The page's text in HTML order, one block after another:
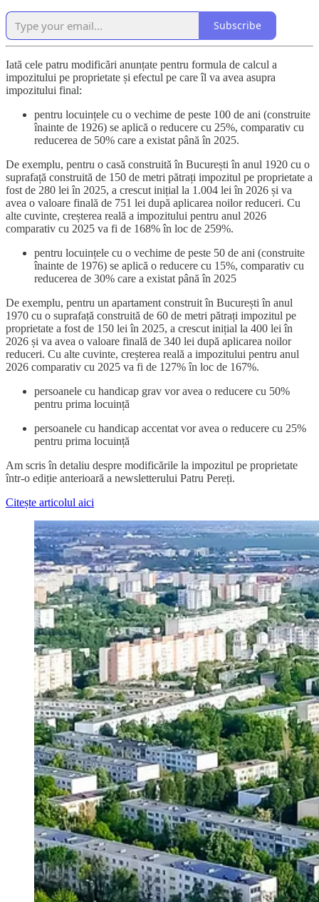
Subscribe
Iată cele patru modificări anunțate pentru formula de calcul a
impozitului pe proprietate și efectul pe care îl va avea asupra
impozitului final:
pentru locuințele cu o vechime de peste 100 de ani (construite
înainte de 1926) se aplică o reducere cu 25%, comparativ cu
reducerea de 50% care a existat până în 2025.
De exemplu, pentru o casă construită în București în anul 1920 cu o
suprafață construită de 150 de metri pătrați impozitul pe proprietate a
fost de 280 lei în 2025, a crescut inițial la 1.004 lei în 2026 și va
avea o valoare finală de 751 lei după aplicarea noilor reduceri. Cu
alte cuvinte, creșterea reală a impozitului pentru anul 2026
comparativ cu 2025 va fi de 168% în loc de 259%.
pentru locuințele cu o vechime de peste 50 de ani (construite
înainte de 1976) se aplică o reducere cu 15%, comparativ cu
reducerea de 30% care a existat până în 2025
De exemplu, pentru un apartament construit în București în anul
1970 cu o suprafață construită de 60 de metri pătrați impozitul pe
proprietate a fost de 150 lei în 2025, a crescut inițial la 400 lei în
2026 și va avea o valoare finală de 340 lei după aplicarea noilor
reduceri. Cu alte cuvinte, creșterea reală a impozitului pentru anul
2026 comparativ cu 2025 va fi de 127% în loc de 167%.
persoanele cu handicap grav vor avea o reducere cu 50%
pentru prima locuință
persoanele cu handicap accentat vor avea o reducere cu 25%
pentru prima locuință
Am scris în detaliu despre modificările la impozitul pe proprietate
într-o ediție anterioară a newsletterului Patru Pereți.
Citește articolul aici